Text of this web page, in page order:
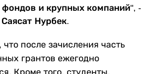
фондов и крупных компаний", -
Нурбек.
после зачисления часть
грантов ежегодно